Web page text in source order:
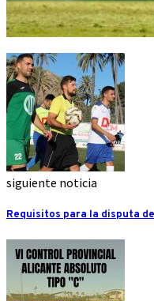
siguiente noticia
Requisitos para la disputa